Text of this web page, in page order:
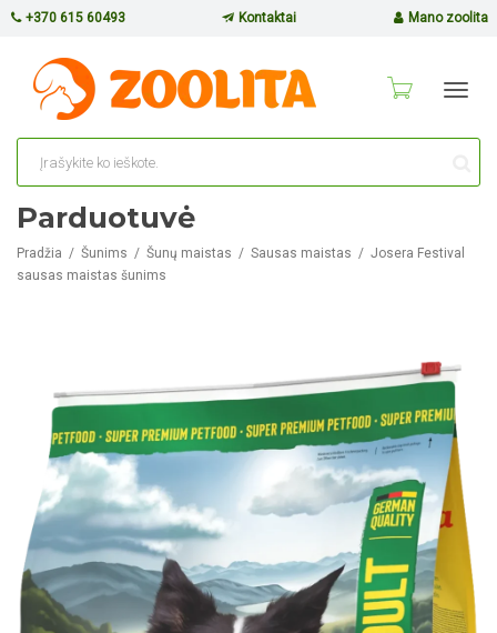
+370 615 60493 Kontaktai Mano zoolita
Parduotuvė
Pradžia Šunims Šunų maistas Sausas maistas
Josera Festival
sausas maistas šunims